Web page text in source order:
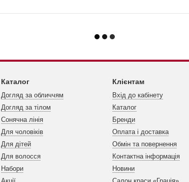
Каталог
Догляд за обличчям
Догляд за тілом
Сонячна лінія
Для чоловіків
Для дітей
Для волосся
Набори
Клієнтам
Вхід до кабінету
Каталог
Бренди
Оплата і доставка
Обмін та повернення
Контактна інформація
Новини